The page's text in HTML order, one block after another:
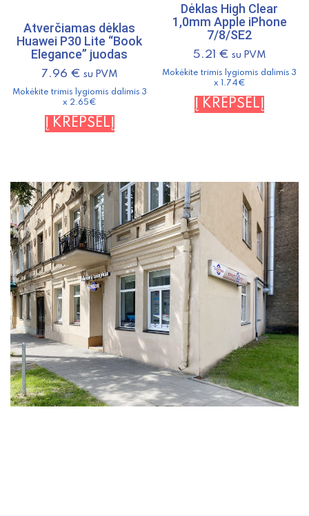
Atverčiamas dėklas
Huawei P30 Lite “Book
Elegance” juodas
7.96 € su PVM
Mokėkite trimis lygiomis dalimis 3
x 2.65€
Į KREPŠELĮ
Dėklas High Clear
1,0mm Apple iPhone
7/8/SE2
5.21 € su PVM
Mokėkite trimis lygiomis dalimis 3
x 1.74€
Į KREPŠELĮ